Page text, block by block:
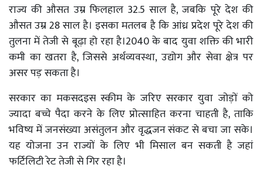
राज्य की औसत उम्र फिलहाल 32.5 साल है, जबकि पूरे देश की
औसत उम्र 28 साल है। इसका मतलब है कि आंध्र प्रदेश पूरे देश की
तुलना में तेजी से बूढ़ा हो रहा है।2040 के बाद युवा शक्ति की भारी
कमी का खतरा है, जिससे अर्थव्यवस्था, उद्योग और सेवा क्षेत्र पर
असर पड़ सकता है।
सरकार का मकसदइस स्कीम के जरिए सरकार युवा जोड़ों को
ज्यादा बच्चे पैदा करने के लिए प्रोत्साहित करना चाहती है, ताकि
भविष्य में जनसंख्या असंतुलन और वृद्धजन संकट से बचा जा सके।
यह योजना उन राज्यों के लिए भी मिसाल बन सकती है जहां
फर्टिलिटी रेट तेजी से गिर रहा है।